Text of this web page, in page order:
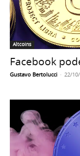
Altcoins
Facebook
Gustavo Bertolucci - 22/